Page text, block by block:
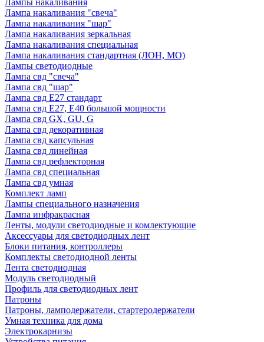
Лампы накаливания
Лампа накаливания "свеча"
Лампа накаливания "шар"
Лампа накаливания зеркальная
Лампа накаливания специальная
Лампа накаливания стандартная (ЛОН, МО)
Лампы светодиодные
Лампа свд "свеча"
Лампа свд "шар"
Лампа свд E27 стандарт
Лампа свд E27, Е40 большой мощности
Лампа свд GX, GU, G
Лампа свд декоративная
Лампа свд капсульная
Лампа свд линейная
Лампа свд рефлекторная
Лампа свд специальная
Лампа свд умная
Комплект ламп
Лампы специального назначения
Лампа инфракрасная
Ленты, модули светодиодные и комлектующие
Аксессуары для светодиодных лент
Блоки питания, контроллеры
Комплекты светодиодной ленты
Лента светодиодная
Модуль светодиодный
Профиль для светодиодных лент
Патроны
Патроны, ламподержатели, стартеродержатели
Умная техника для дома
Электрокарнизы